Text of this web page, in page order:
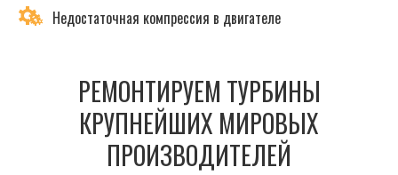
Недостаточная компрессия в двигателе
РЕМОНТИРУЕМ ТУРБИНЫ
КРУПНЕЙШИХ МИРОВЫХ
ПРОИЗВОДИТЕЛЕЙ